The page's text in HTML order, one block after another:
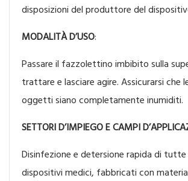
disposizioni del produttore del
MODALITÀ D’USO:
Passare il fazzolettino imbibito sulla
trattare e lasciare agire. Assicurarsi che
oggetti siano completamente inumiditi.
SETTORI D’IMPIEGO E CAMPI
Disinfezione e detersione rapida di
dispositivi medici, fabbricati con